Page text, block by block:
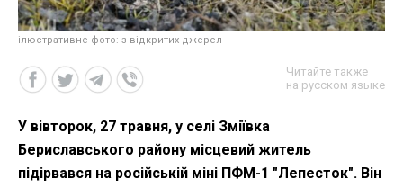
ілюстративне фото: з відкритих джерел
Читайте также
на русском языке
У вівторок, 27 травня, у селі Зміївка
Бериславського району місцевий житель
підірвався на російській міні ПФМ-1 "Лепесток". Він